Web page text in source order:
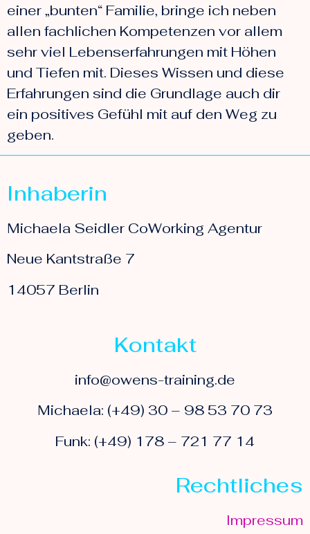
einer „bunten“ Familie, bringe ich neben
allen fachlichen Kompetenzen vor allem
sehr viel Lebenserfahrungen mit Höhen
und Tiefen mit. Dieses Wissen und diese
Erfahrungen sind die Grundlage auch dir
ein positives Gefühl mit auf den Weg zu
geben.
Inhaberin
Michaela Seidler CoWorking Agentur
Neue Kantstraße 7
14057 Berlin
Kontakt
info@owens-training.de
Michaela: (+49) 30 – 98 53 70 73
Funk: (+49) 178 – 721 77 14
Rechtliches
Impressum